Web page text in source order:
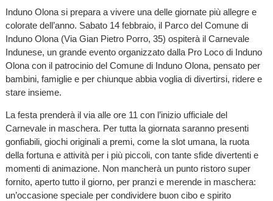
Induno Olona si prepara a vivere una delle giornate più allegre e
colorate dell’anno. Sabato 14 febbraio, il Parco del Comune di
Induno Olona (Via Gian Pietro Porro, 35) ospiterà il Carnevale
Indunese, un grande evento organizzato dalla Pro Loco di Induno
Olona con il patrocinio del Comune di Induno Olona, pensato per
bambini, famiglie e per chiunque abbia voglia di divertirsi, ridere e
stare insieme.
La festa prenderà il via alle ore 11 con l’inizio ufficiale del
Carnevale in maschera. Per tutta la giornata saranno presenti
gonfiabili, giochi originali a premi, come la slot umana, la ruota
della fortuna e attività per i più piccoli, con tante sfide divertenti e
momenti di animazione. Non mancherà un punto ristoro super
fornito, aperto tutto il giorno, per pranzi e merende in maschera:
un’occasione speciale per condividere buon cibo e spirito